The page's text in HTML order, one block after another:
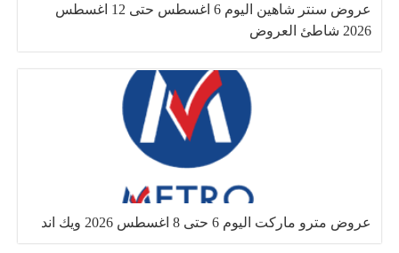
عروض سنتر شاهين اليوم 6 اغسطس حتى 12 اغسطس
2026 شاطئ العروض
عروض مترو ماركت اليوم 6 حتى 8 اغسطس 2026 ويك اند